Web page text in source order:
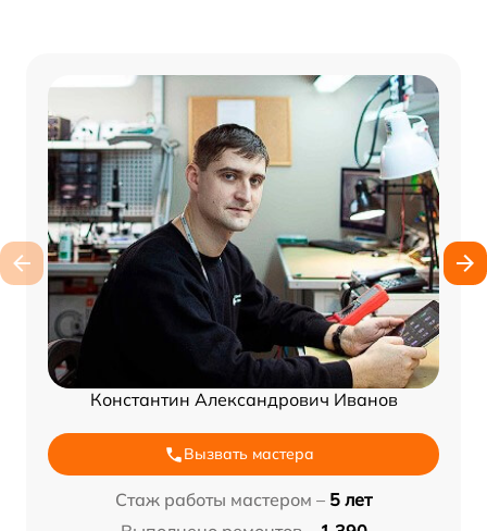
Константин Александрович Иванов
Вызвать мастера
Стаж работы мастером – 5 лет